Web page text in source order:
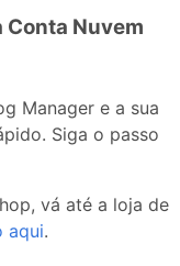
Conta Nuvem
Manager e a sua
Siga o passo
vá até a loja de
aqui.